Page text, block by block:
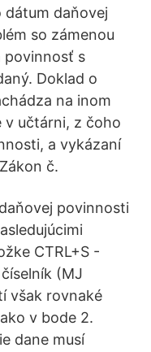
dátum daňovej
so zámenou
povinnosť s
Doklad o
na inom
v učtárni, z čoho
a vykázaní
č.
povinnosti
CTRL+S -
(MJ
však rovnaké
v bode 2.
dane musí